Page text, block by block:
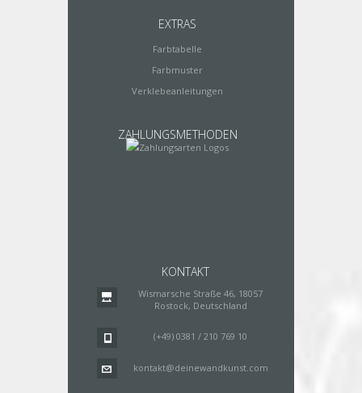
EXTRAS
Farbtabelle
Farbmuster
Verklebeanleitungen
ZAHLUNGSMETHODEN
KONTAKT
Wismarsche Straße 46, 18057
Rostock, Deutschland
(+49) 0381 / 210 769 10
kontakt@deinewandkunst.com